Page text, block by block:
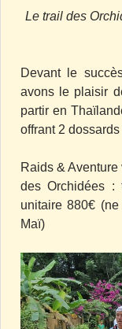
Le trail des
Devant le
avons le plaisir
partir en
offrant 2
Raids &
des Orchidées :
unitaire 880€
Maï)